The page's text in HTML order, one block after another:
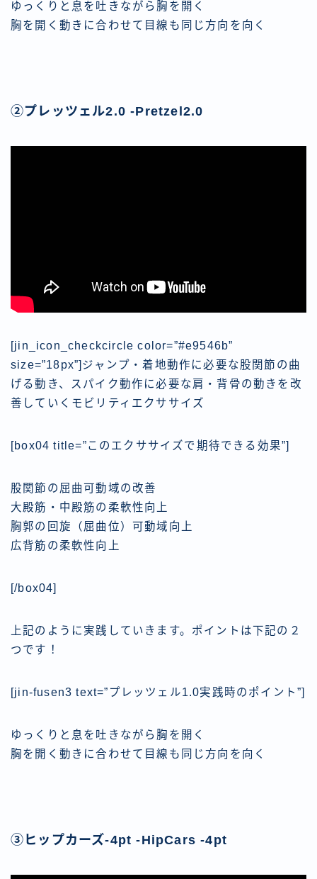
ゆっくりと息を吐きながら胸を開く
胸を開く動きに合わせて目線も同じ方向を向く
②プレッツェル2.0 -Pretzel2.0
[jin_icon_checkcircle color=”#e9546b”
size=”18px”] ジャンプ・着地動作に必要な股関節の曲
げる動き、 スパイク動作に必要な肩・背骨の動き を改
善していくモビリティエクササイズ
[box04 title=”このエクササイズで期待できる効果”]
股関節の屈曲可動域の改善
大殿筋・中殿筋の柔軟性向上
胸郭の回旋（屈曲位）可動域向上
広背筋の柔軟性向上
[/box04]
上記のように実践していきます。ポイントは下記の２
つです！
[jin-fusen3 text=”プレッツェル1.0実践時のポイント”]
ゆっくりと息を吐きながら胸を開く
胸を開く動きに合わせて目線も同じ方向を向く
③ヒップカーズ-4pt -HipCars -4pt